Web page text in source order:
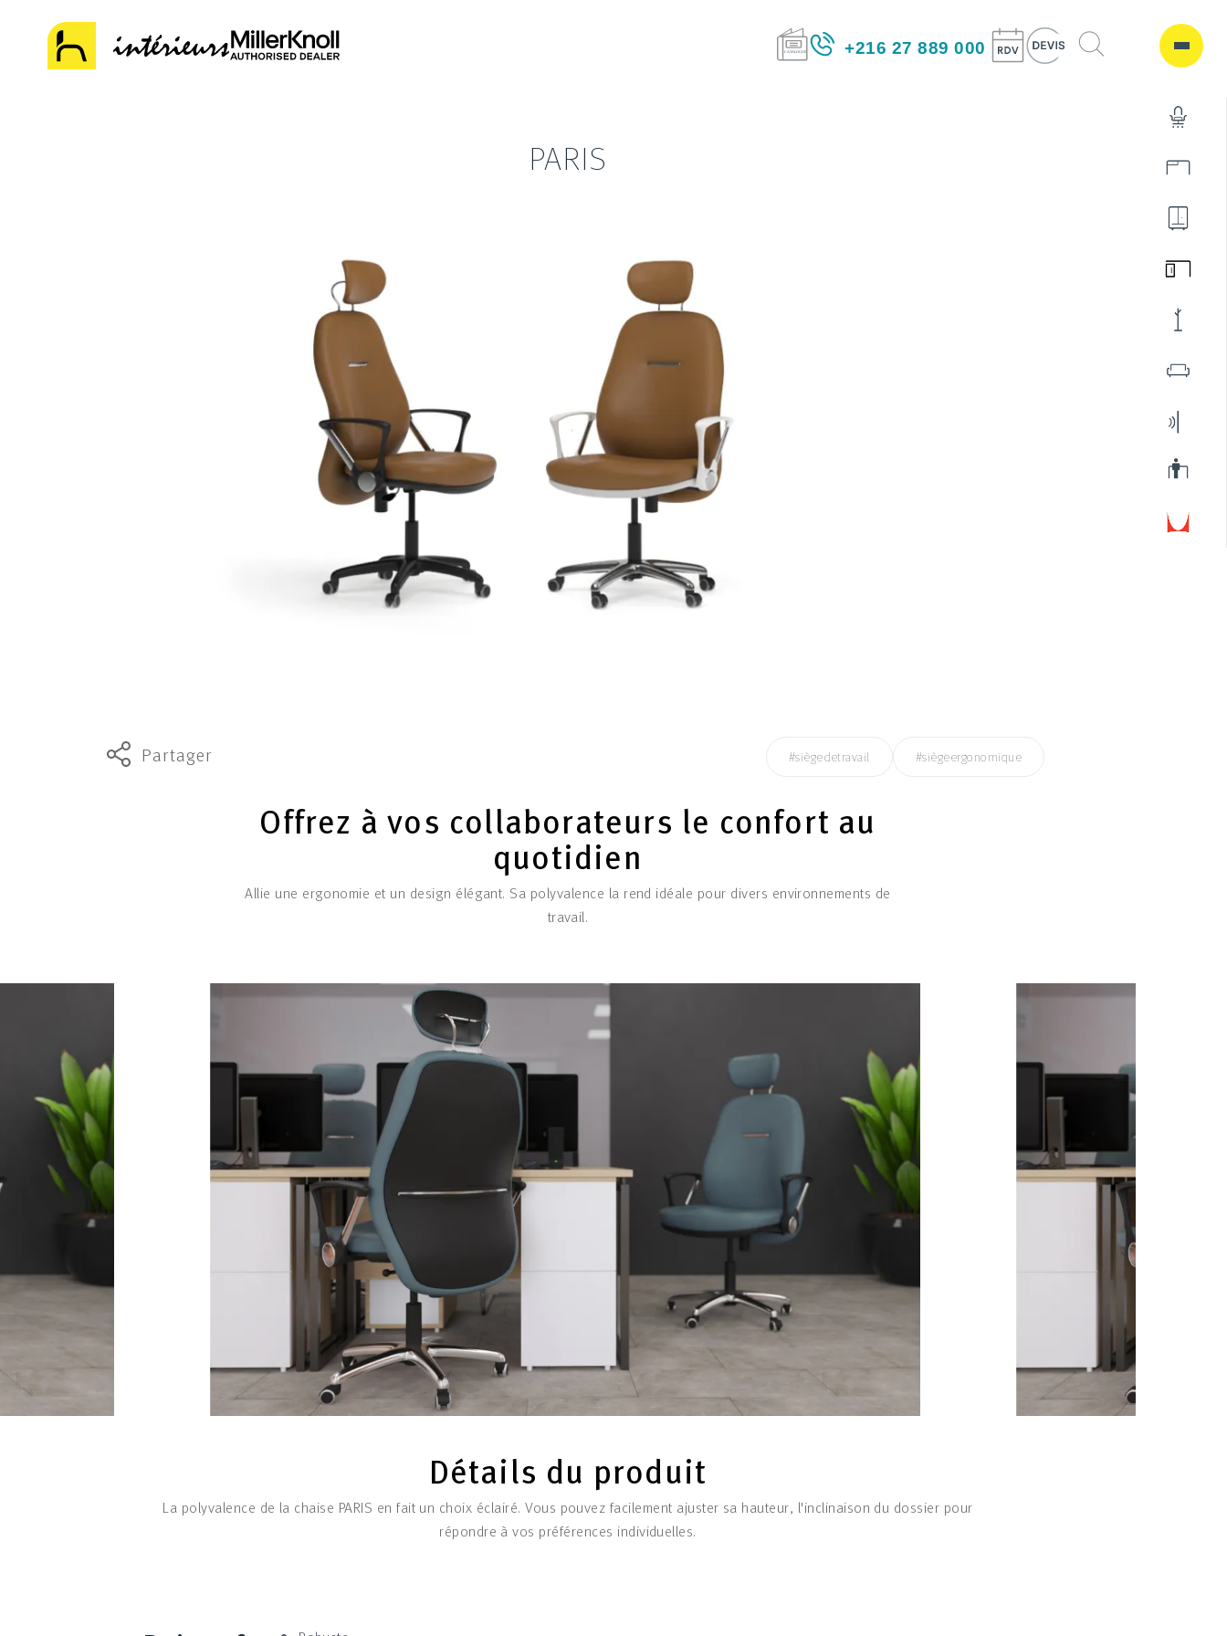
+216 27 889 000
PARIS
#siègedetravail #siègeergonomique
Partager
Offrez à vos collaborateurs le confort au
quotidien
Allie une ergonomie et un design élégant. Sa polyvalence la rend idéale pour divers environnements de
travail.
Détails du produit
La polyvalence de la chaise PARIS en fait un choix éclairé. Vous pouvez facilement ajuster sa hauteur, l'inclinaison du dossier pour
répondre à vos préférences individuelles.